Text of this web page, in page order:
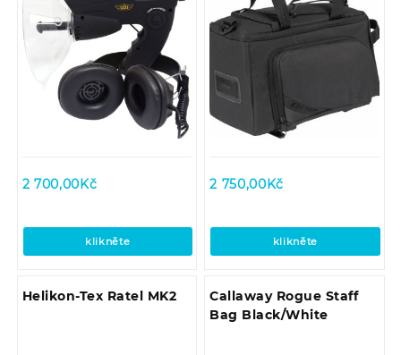
2 700,00Kč
klikněte
2 750,00Kč
klikněte
Helikon-Tex Ratel MK2
Callaway Rogue Staff
Bag Black/White